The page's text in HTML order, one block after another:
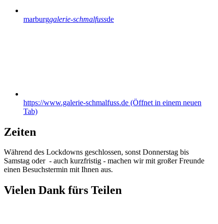
marburggalerie-schmalfussde
https://www.galerie-schmalfuss.de (Öffnet in einem neuen
Tab)
Zeiten
Während des Lockdowns geschlossen, sonst Donnerstag bis
Samstag oder - auch kurzfristig - machen wir mit großer Freunde
einen Besuchstermin mit Ihnen aus.
Vielen Dank fürs Teilen